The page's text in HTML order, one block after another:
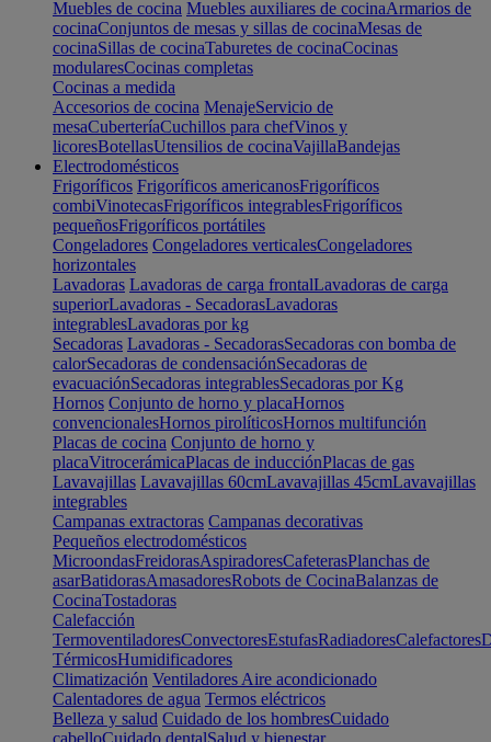
Muebles de cocina Muebles auxiliares de cocinaArmarios de
cocinaConjuntos de mesas y sillas de cocinaMesas de
cocinaSillas de cocinaTaburetes de cocinaCocinas
modularesCocinas completas
Cocinas a medida
Accesorios de cocina MenajeServicio de
mesaCuberteríaCuchillos para chefVinos y
licoresBotellasUtensilios de cocinaVajillaBandejas
Electrodomésticos
Frigoríficos Frigoríficos americanosFrigoríficos
combiVinotecasFrigoríficos integrablesFrigoríficos
pequeñosFrigoríficos portátiles
Congeladores Congeladores verticalesCongeladores
horizontales
Lavadoras Lavadoras de carga frontalLavadoras de carga
superiorLavadoras - SecadorasLavadoras
integrablesLavadoras por kg
Secadoras Lavadoras - SecadorasSecadoras con bomba de
calorSecadoras de condensaciónSecadoras de
evacuaciónSecadoras integrablesSecadoras por Kg
Hornos Conjunto de horno y placaHornos
convencionalesHornos pirolíticosHornos multifunción
Placas de cocina Conjunto de horno y
placaVitrocerámicaPlacas de inducciónPlacas de gas
Lavavajillas Lavavajillas 60cmLavavajillas 45cmLavavajillas
integrables
Campanas extractoras Campanas decorativas
Pequeños electrodomésticos
MicroondasFreidorasAspiradoresCafeterasPlanchas de
asarBatidorasAmasadoresRobots de CocinaBalanzas de
CocinaTostadoras
Calefacción
TermoventiladoresConvectoresEstufasRadiadoresCalefactores
TérmicosHumidificadores
Climatización Ventiladores Aire acondicionado
Calentadores de agua Termos eléctricos
Belleza y salud Cuidado de los hombresCuidado
cabelloCuidado dentalSalud y bienestar